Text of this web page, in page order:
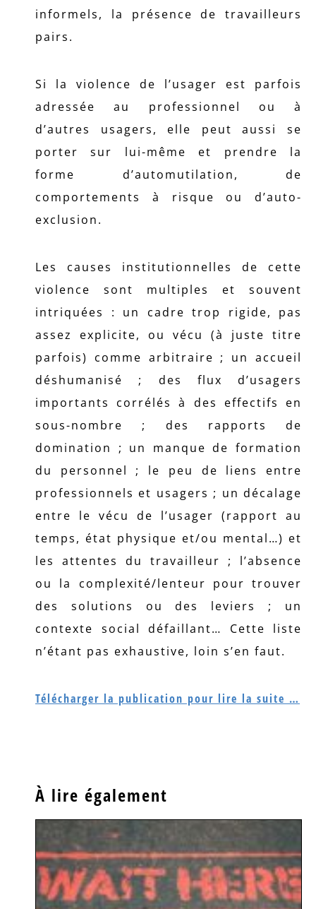
informels, la présence de travailleurs
pairs.
Si la violence de l’usager est parfois
adressée au professionnel ou à
d’autres usagers, elle peut aussi se
porter sur lui-même et prendre la
forme d’automutilation, de
comportements à risque ou d’auto-
exclusion.
Les causes institutionnelles de cette
violence sont multiples et souvent
intriquées : un cadre trop rigide, pas
assez explicite, ou vécu (à juste titre
parfois) comme arbitraire ; un accueil
déshumanisé ; des flux d’usagers
importants corrélés à des effectifs en
sous-nombre ; des rapports de
domination ; un manque de formation
du personnel ; le peu de liens entre
professionnels et usagers ; un décalage
entre le vécu de l’usager (rapport au
temps, état physique et/ou mental…) et
les attentes du travailleur ; l’absence
ou la complexité/lenteur pour trouver
des solutions ou des leviers ; un
contexte social défaillant… Cette liste
n’étant pas exhaustive, loin s’en faut.
Télécharger la publication pour lire la suite …
À lire également